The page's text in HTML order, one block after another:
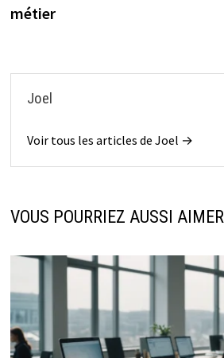
métier
Joel
Voir tous les articles de Joel →
VOUS POURRIEZ AUSSI AIMER